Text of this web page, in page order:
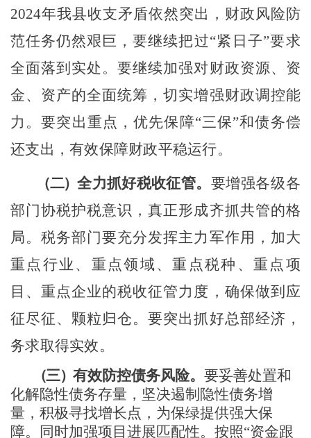
2024年我县收支矛盾依然突出 ， 财政风险防
范任务仍然艰巨，要继续把过“紧日子”要求
全面落到实处。要继续加强对财政资源、资
金、资产的全面统筹，切实增强财政调控能
力。要突出重点，优先保障“三保”和债务偿
还支出，有效保障财政平稳运行。
（二）全力抓好税收征管。 要增强各级各
部门协税护税意识，真正形成齐抓共管的格
局。税务部门要充分发挥主力军作用，加大
重点行业、重点领域、重点税种、重点项
目、重点企业的税收征管力度，确保做到应
征尽征、颗粒归仓。要突出抓好总部经济，
务求取得实效。
（三）有效防控债务风险。要妥善处置和
化解隐性债务存量，坚决遏制隐性债务增
量，积极寻找增长点，为保绿提供强大保
障。同时加强项目进展匹配性。按照“资金跟